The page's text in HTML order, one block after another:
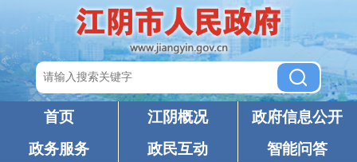
首页 江阴概况
政府信息公开
政务服务
政民互动 智能问答